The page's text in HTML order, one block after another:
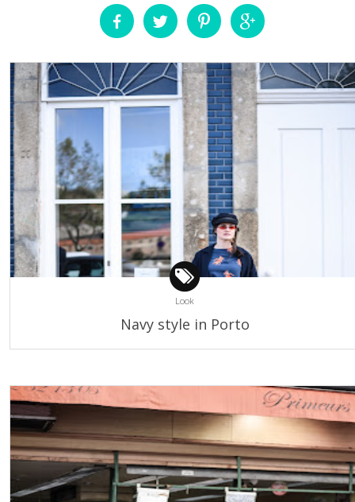
Look
Navy style in Porto